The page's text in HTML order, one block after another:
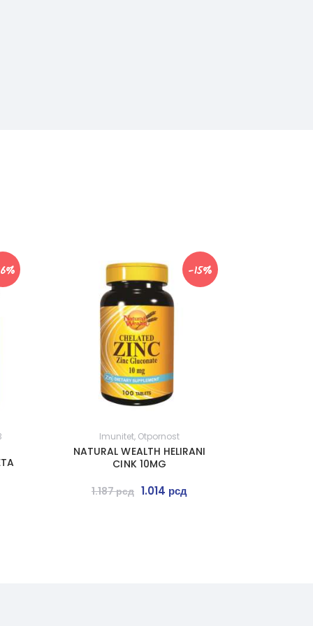
-15%
Imunitet, Otpornost
NATURAL WEALTH HELIRANI
CINK 10MG
1.187рсд 1.014 рсд